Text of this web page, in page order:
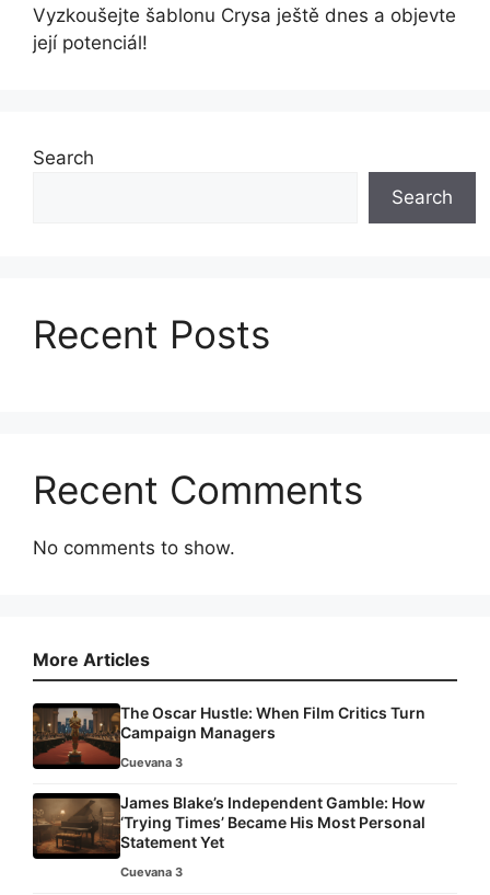
Vyzkoušejte šablonu Crysa ještě dnes a objevte
její potenciál!
Search
Search
Recent Posts
Recent Comments
No comments to show.
More Articles
The Oscar Hustle: When Film Critics Turn
Campaign Managers
Cuevana 3
James Blake’s Independent Gamble: How
‘Trying Times’ Became His Most Personal
Statement Yet
Cuevana 3